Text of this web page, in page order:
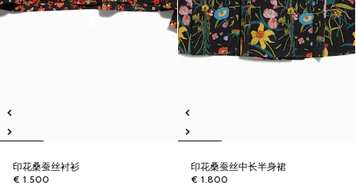
印花桑蚕丝衬衫
€ 1.500
印花桑蚕丝中长半身裙
€ 1.800